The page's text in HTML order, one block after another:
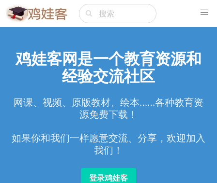
鸡娃客网是一个教育资源和
经验交流社区
网课、视频、原版教材、绘本……各种教育资
源免费下载！
如果你和我们一样愿意交流、分享，欢迎加入
我们！
登录鸡娃客